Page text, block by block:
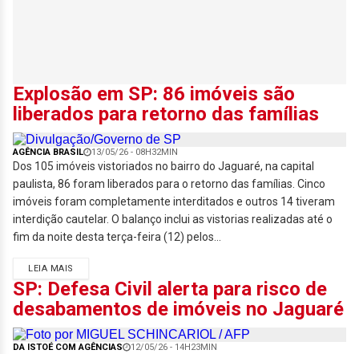
Explosão em SP: 86 imóveis são
liberados para retorno das famílias
AGÊNCIA BRASIL 13/05/26 - 08H32MIN
Dos 105 imóveis vistoriados no bairro do Jaguaré, na capital
paulista, 86 foram liberados para o retorno das famílias. Cinco
imóveis foram completamente interditados e outros 14 tiveram
interdição cautelar. O balanço inclui as vistorias realizadas até o
fim da noite desta terça-feira (12) pelos...
LEIA MAIS
SP: Defesa Civil alerta para risco de
desabamentos de imóveis no Jaguaré
DA ISTOÉ COM AGÊNCIAS 12/05/26 - 14H23MIN